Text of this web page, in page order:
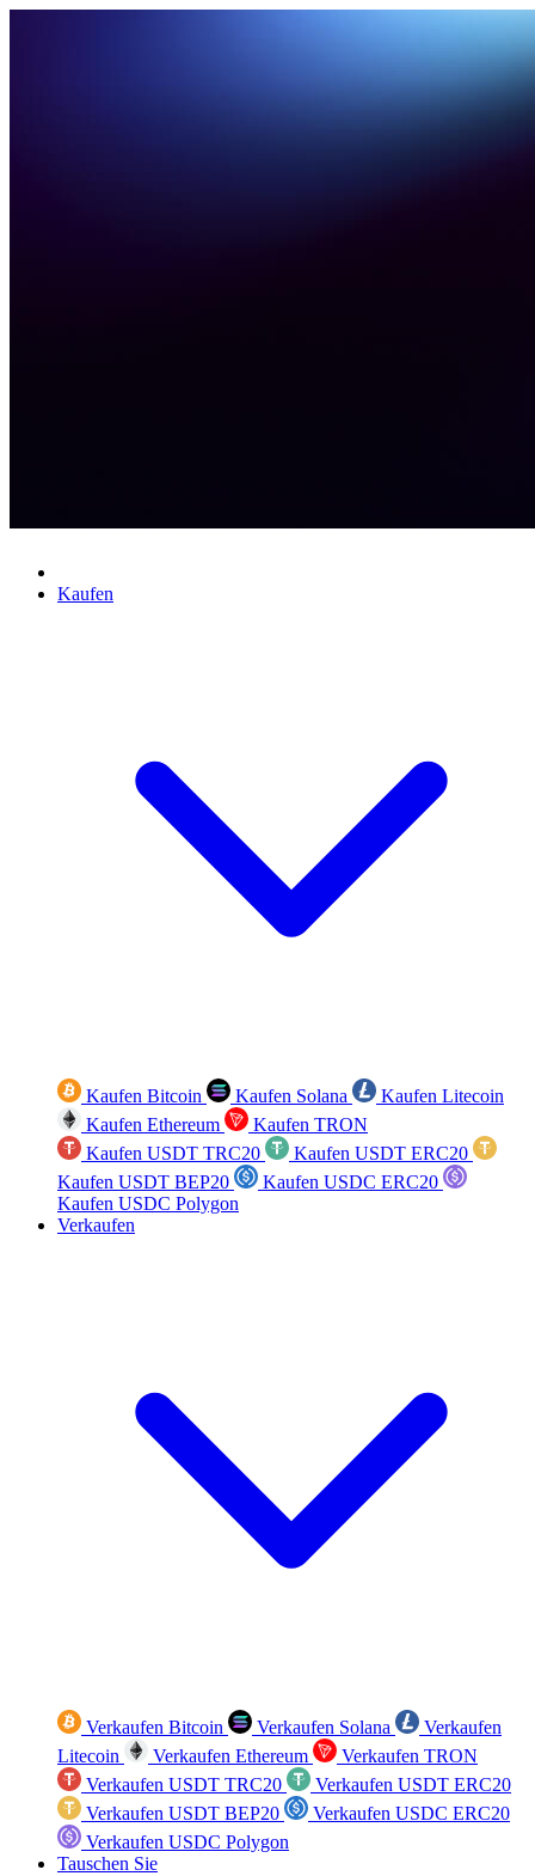
Kaufen
Kaufen Bitcoin Kaufen Solana
Kaufen Litecoin
Kaufen Ethereum
Kaufen TRON
Kaufen USDT TRC20
Kaufen USDT ERC20
Kaufen USDT BEP20
Kaufen USDC ERC20
Kaufen USDC Polygon
Verkaufen
Verkaufen Bitcoin Verkaufen Solana
Verkaufen
Litecoin
Verkaufen Ethereum
Verkaufen TRON
Verkaufen USDT TRC20
Verkaufen USDT ERC20
Verkaufen USDT BEP20
Verkaufen USDC ERC20
Verkaufen USDC Polygon
Tauschen Sie